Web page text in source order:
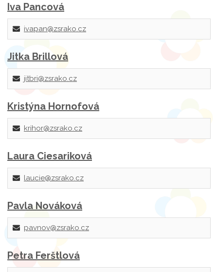
Iva Pancová
ivapan@zsrako.cz
Jitka Brillová
jitbri@zsrako.cz
Kristýna Hornofová
krihor@zsrako.cz
Laura Ciesariková
laucie@zsrako.cz
Pavla Nováková
pavnov@zsrako.cz
Petra Ferštlová